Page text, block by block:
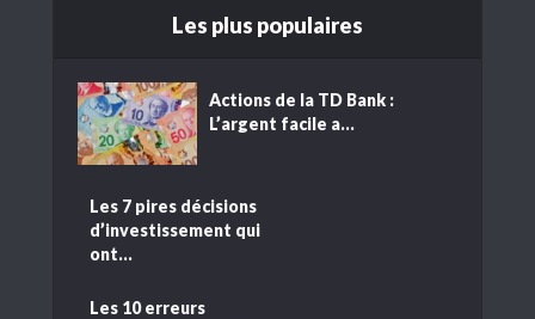
Les plus populaires
Actions de la TD Bank :
L’argent facile a...
Les 7 pires décisions
d’investissement qui
ont...
Les 10 erreurs